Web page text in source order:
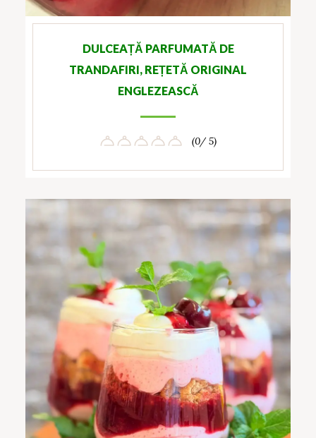
DULCEAȚĂ PARFUMATĂ DE
TRANDAFIRI, REȚETĂ ORIGINAL
ENGLEZEASCĂ
(0/ 5)